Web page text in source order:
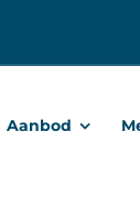
Aanbod